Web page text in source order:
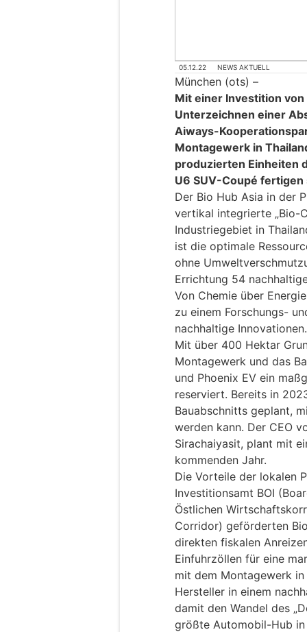
05.12.22 NEWS AKTUELL
München (ots) –
Mit einer Investition
Unterzeichnen einer
Aiways-
Montagewerk in
produzierten Einheiten
U6 SUV-Coupé fertigen
Der Bio Hub Asia in der
vertikal integrierte „Bio-
Industriegebiet in
ist die optimale
ohne
Errichtung 54
Von Chemie über
zu einem Forschungs-
nachhaltige Innovationen.
Mit über 400 Hektar
Montagewerk und das
und Phoenix EV ein
reserviert. Bereits in
Bauabschnitts geplant,
werden kann. Der CEO
Sirachaiyasit, plant mit
kommenden Jahr.
Die Vorteile der lokalen
Investitionsamt BOI
Östlichen
Corridor) geförderten
direkten fiskalen
Einfuhrzöllen für eine
mit dem Montagewerk
Hersteller in einem
damit den Wandel des
größte Automobil-Hub